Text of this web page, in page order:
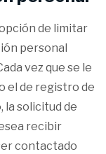
de limitar
personal
vez que se le
el de registro de
la solicitud de
recibir
contactado